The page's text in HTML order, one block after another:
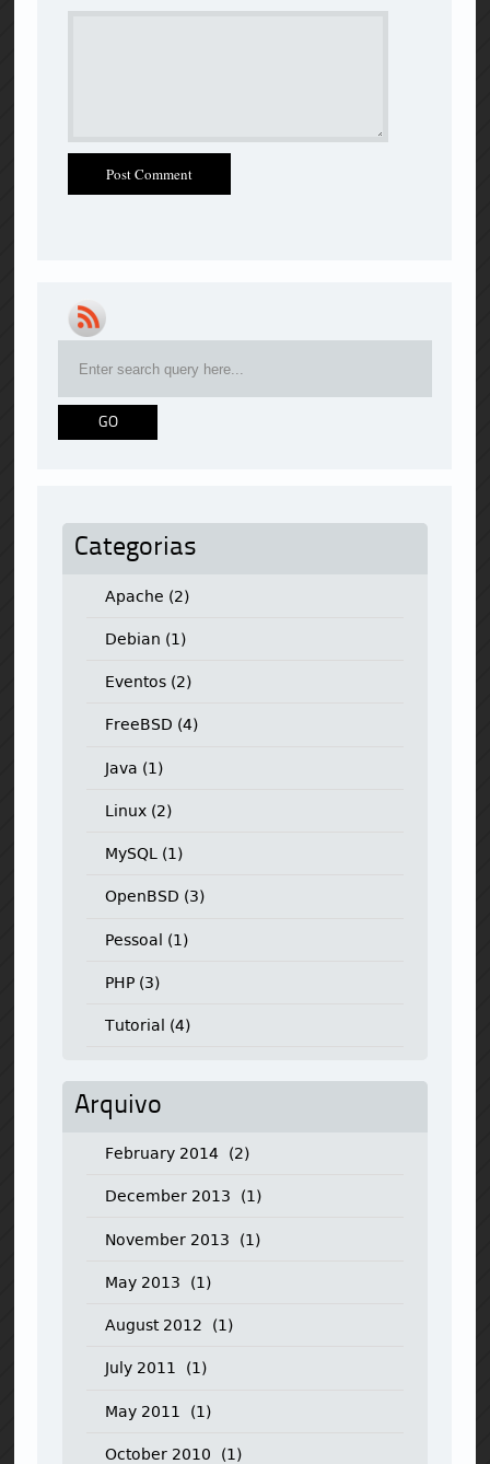
Categorias
Apache (2)
Debian (1)
Eventos(2)
FreeBSD (4)
Java (1)
Linux(2)
MySQL(1)
OpenBSD (3)
Pessoal (1)
PHP(3)
Tutorial (4)
Arquivo
February 2014(2)
December 2013 (1)
November 2013 (1)
May 2013 (1)
August 2012 (1)
July 2011 (1)
May 2011 (1)
October 2010 (1)